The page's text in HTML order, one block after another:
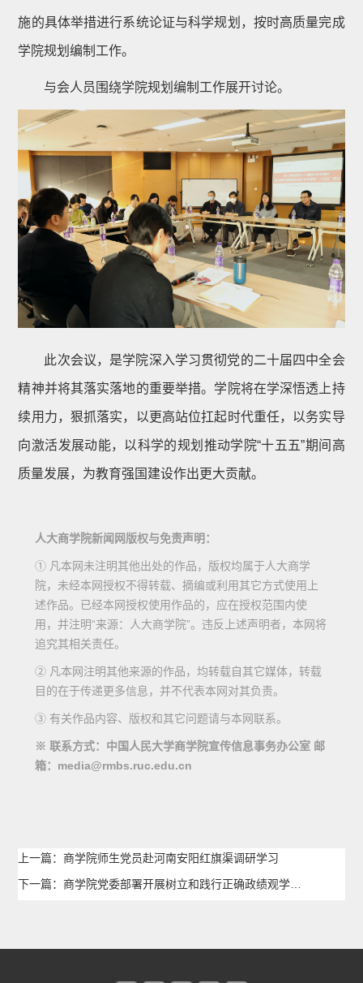
施的具体举措进行系统论证与科学规划，按时高质量完成
学院规划编制工作。
与会人员围绕学院规划编制工作展开讨论。
此次会议，是学院深入学习贯彻党的二十届四中全会
精神并将其落实落地的重要举措。学院将在学深悟透上持
续用力，狠抓落实，以更高站位扛起时代重任，以务实导
向激活发展动能，以科学的规划推动学院“十五五”期间高
质量发展，为教育强国建设作出更大贡献。
人大商学院新闻网版权与免责声明：
① 凡本网未注明其他出处的作品，版权均属于人大商学
院，未经本网授权不得转载、摘编或利用其它方式使用上
述作品。已经本网授权使用作品的，应在授权范围内使
用，并注明“来源：人大商学院”。违反上述声明者，本网将
追究其相关责任。
② 凡本网注明其他来源的作品，均转载自其它媒体，转载
目的在于传递更多信息，并不代表本网对其负责。
③ 有关作品内容、版权和其它问题请与本网联系。
※ 联系方式：中国人民大学商学院宣传信息事务办公室 邮
箱：media@rmbs.ruc.edu.cn
上一篇：商学院师生党员赴河南安阳红旗渠调研学习